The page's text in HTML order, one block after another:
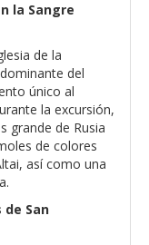
la Sangre
de la
del
único al
la excursión,
grande de Rusia
de colores
así como una
San